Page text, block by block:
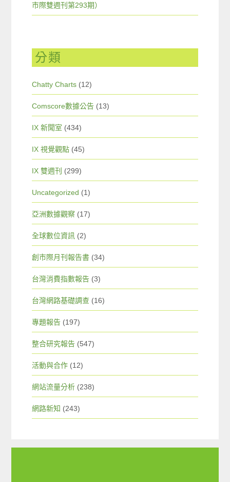
市際雙週刊第293期）
分類
Chatty Charts (12)
Comscore數據公告 (13)
IX 新聞室 (434)
IX 視覺觀點 (45)
IX 雙週刊 (299)
Uncategorized (1)
亞洲數據觀察 (17)
全球數位資訊 (2)
創市際月刊報告書 (34)
台灣消費指數報告 (3)
台灣網路基礎調查 (16)
專題報告 (197)
整合研究報告 (547)
活動與合作 (12)
網站流量分析 (238)
網路新知 (243)